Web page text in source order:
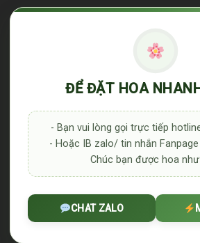
ĐỂ ĐẶT HOA
- Bạn vui lòng gọi trực tiếp
- Hoặc IB zalo/ tin nhắn
Chúc bạn được hoa
CHAT ZALO